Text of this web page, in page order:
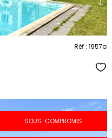
Réf : 1957a
SOUS-COMPROMIS